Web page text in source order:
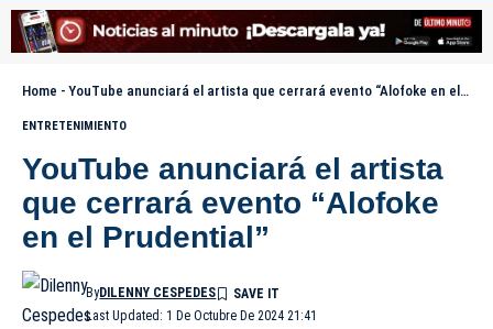
Home - YouTube anunciará el artista que cerrará evento “Alofoke en el Prudential”
ENTRETENIMIENTO
YouTube anunciará el artista
que cerrará evento “Alofoke
en el Prudential”
Last Updated: 1 De Octubre De 2024 21:41
ByDILENNY CESPEDES